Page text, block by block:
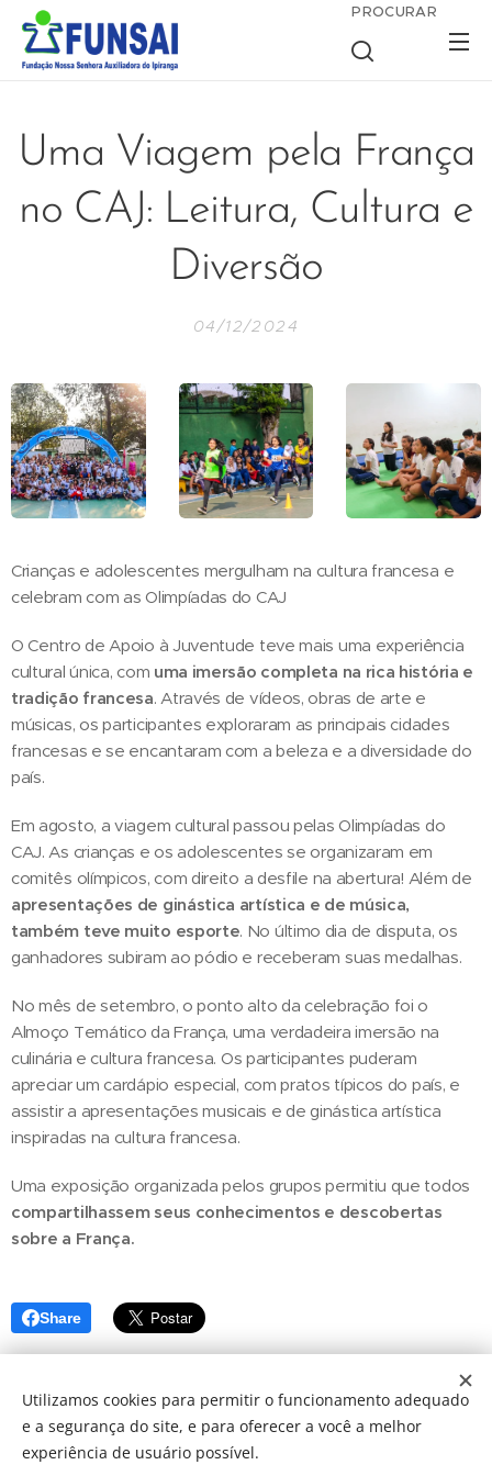
PROCURAR
Uma Viagem pela França
no CAJ: Leitura, Cultura e
Diversão
04/12/2024
Crianças e adolescentes mergulham na cultura francesa e
celebram com as Olimpíadas do CAJ
O Centro de Apoio à Juventude teve mais uma experiência
cultural única, com uma imersão completa na rica história e
tradição francesa. Através de vídeos, obras de arte e
músicas, os participantes exploraram as principais cidades
francesas e se encantaram com a beleza e a diversidade do
país.
Em agosto, a viagem cultural passou pelas Olimpíadas do
CAJ. As crianças e os adolescentes se organizaram em
comitês olímpicos, com direito a desfile na abertura! Além de
apresentações de ginástica artística e de música,
também teve muito esporte. No último dia de disputa, os
ganhadores subiram ao pódio e receberam suas medalhas.
No mês de setembro, o ponto alto da celebração foi o
Almoço Temático da França, uma verdadeira imersão na
culinária e cultura francesa. Os participantes puderam
apreciar um cardápio especial, com pratos típicos do país, e
assistir a apresentações musicais e de ginástica artística
inspiradas na cultura francesa.
Uma exposição organizada pelos grupos permitiu que todos
compartilhassem seus conhecimentos e descobertas
sobre a França.
Share
2025 © FUNSAI | Fundação Nossa Senhora Auxiliadora do
Ipiranga - Todos os direitos reservados
Utilizamos cookies para permitir o funcionamento adequado
e a segurança do site, e para oferecer a você a melhor
experiência de usuário possível.